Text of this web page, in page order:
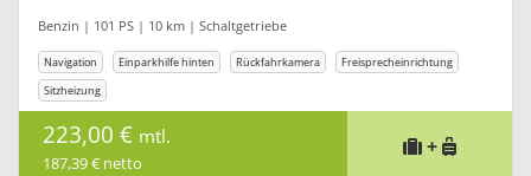
Benzin | 101 PS | 10 km | Schaltgetriebe
Navigation Einparkhilfe hinten Rückfahrkamera
Freisprecheinrichtung
Sitzheizung
223,00 € mtl.
187,39 € netto
+